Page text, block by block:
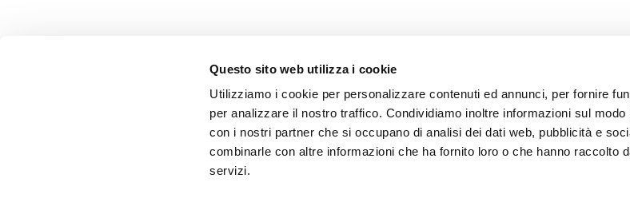
Questo sito web utilizza i cookie
Utilizziamo i cookie per personalizzare contenuti ed annunci, per fornire
per analizzare il nostro traffico. Condividiamo inoltre informazioni sul
con i nostri partner che si occupano di analisi dei dati web, pubblicità e
combinarle con altre informazioni che ha fornito loro o che hanno raccolto
servizi.
GALLERIA LEONARDO
Viale Anita Garibaldi, 3, 47042
SOCIAL